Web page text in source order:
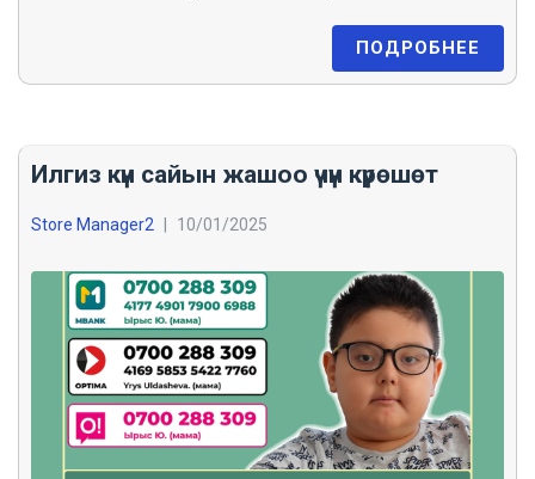
ПОДРОБНЕЕ
Илгиз күн сайын жашоо үчүн күрөшөт
Store Manager2 10/01/2025